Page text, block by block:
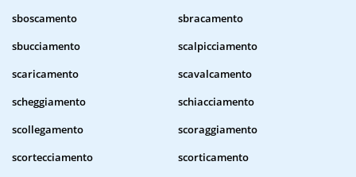
sboscamento
sbracamento
sbucciamento
scalpicciamento
scaricamento
scavalcamento
scheggiamento
schiacciamento
scollegamento
scoraggiamento
scortecciamento
scorticamento